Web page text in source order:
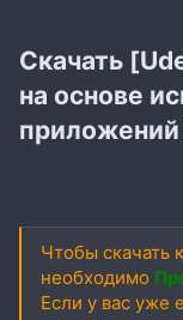
Скачать
на основе
Чтобы скачать
необходимо
Если у вас уже